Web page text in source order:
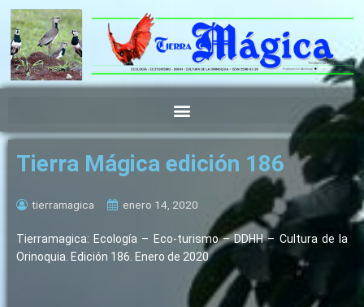
contenido
Tierra Mágica edición 186
tierramagica enero 14, 2020
Tierramagica: Ecología – Eco-turismo – DDHH – Cultura de la
Orinoquia. Edición 186. Enero de 2020